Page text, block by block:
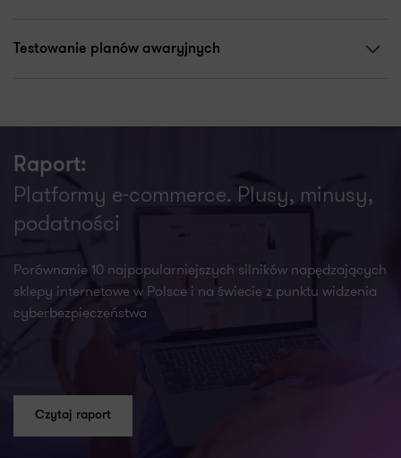
Testowanie planów awaryjnych
Raport:
Platformy e-commerce. Plusy, minusy,
podatności
Porównanie 10 najpopularniejszych silników napędzających
sklepy internetowe w Polsce i na świecie z punktu widzenia
cyberbezpieczeństwa
Czytaj raport